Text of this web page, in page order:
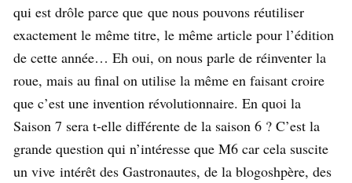
qui est drôle parce que que nous pouvons réutiliser
exactement le même titre, le même article pour l’édition
de cette année… Eh oui, on nous parle de réinventer la
roue, mais au final on utilise la même en faisant croire
que c’est une invention révolutionnaire. En quoi la
Saison 7 sera t-elle différente de la saison 6 ? C’est la
grande question qui n’intéresse que M6 car cela suscite
un vive intérêt des Gastronautes, de la blogoshpère, des